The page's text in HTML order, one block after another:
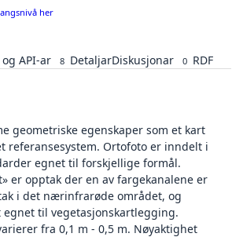
her
API-ar 8 DetaljarDiskusjonar 0 RDF
geometriske egenskaper som et kart
referansesystem. Ortofoto er inndelt i
egnet til forskjellige formål.
er opptak der en av fargekanalene er
i det nærinfrarøde området, og
til vegetasjonskartlegging.
fra 0,1 m - 0,5 m. Nøyaktighet